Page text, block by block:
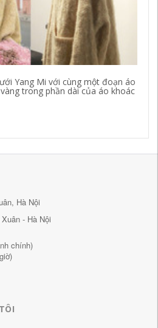
Yang Mi với cùng một đoạn áo
trong phần dài của áo khoác
Hà Nội
- Hà Nội
chính)